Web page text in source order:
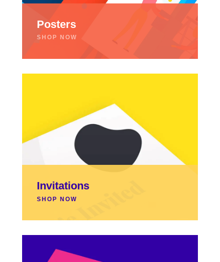
Posters
SHOP NOW
Invitations
SHOP NOW